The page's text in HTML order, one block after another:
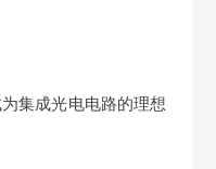
集成光电电路的理想